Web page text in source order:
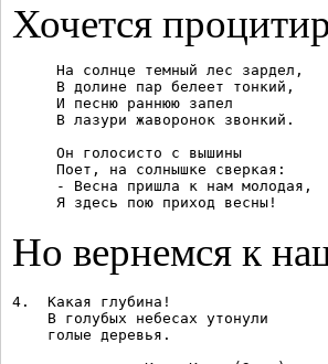
Хочется
     На солнце темный лес зардел,
     В долине пар белеет тонкий,
     И песню раннюю запел
     В лазури жаворонок звонкий.
     Он голосисто с вышины
     Поет, на солнышке сверкая:
     - Весна пришла к нам молодая,
Но вернемся к
4.  Какая глубина!
    В голубых небесах утонули
    голые деревья.